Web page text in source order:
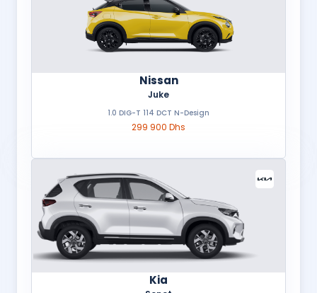
Nissan
Juke
1.0 DIG-T 114 DCT N-Design
299 900 Dhs
Kia